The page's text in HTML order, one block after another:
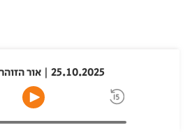
25.10.2025 | אור הזוהר והקבלה